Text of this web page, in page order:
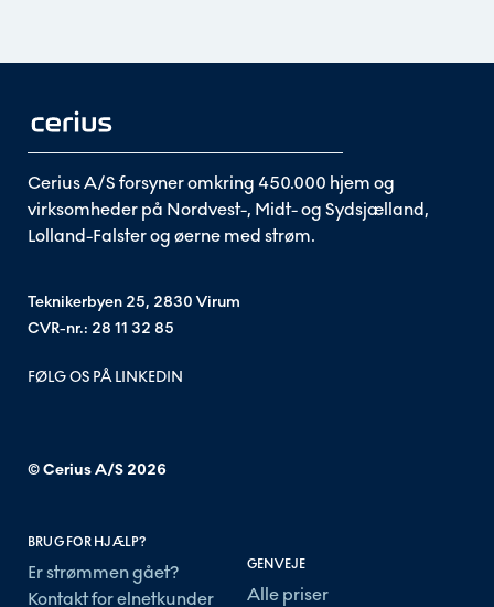
Cerius A/S forsyner omkring 450.000 hjem og
virksomheder på Nordvest-, Midt- og Sydsjælland,
Lolland-Falster og øerne med strøm.
Teknikerbyen 25, 2830 Virum
CVR-nr.: 28 11 32 85
FØLG OS PÅ LINKEDIN
© Cerius A/S 2026
BRUG FOR HJÆLP?
Er strømmen gået?
Kontakt for elnetkunder
GENVEJE
Alle priser